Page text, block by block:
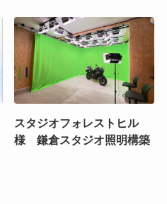
スタジオフォレストヒル
様 鎌倉スタジオ照明構築